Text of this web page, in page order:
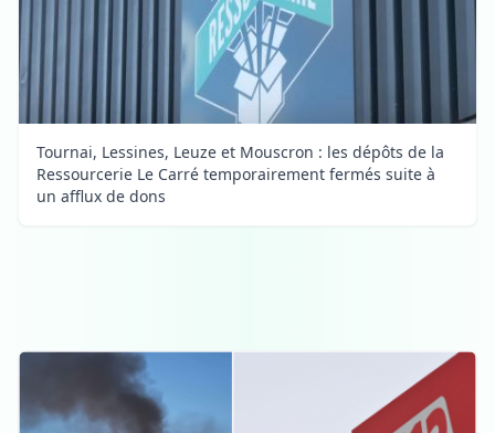
Tournai, Lessines, Leuze et Mouscron : les dépôts de la
Ressourcerie Le Carré temporairement fermés suite à
un afflux de dons